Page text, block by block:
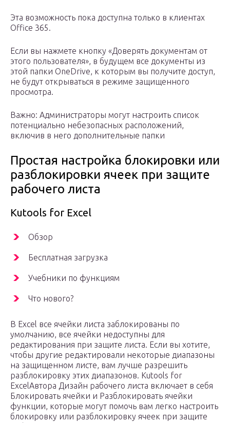
Эта возможность пока доступна только в клиентах
Office 365.
Если вы нажмете кнопку «Доверять документам от
этого пользователя», в будущем все документы из
этой папки OneDrive, к которым вы получите доступ,
не будут открываться в режиме защищенного
просмотра.
Важно: Администраторы могут настроить список
потенциально небезопасных расположений,
включив в него дополнительные папки
Простая настройка блокировки или
разблокировки ячеек при защите
рабочего листа
Kutools for Excel
Обзор
Бесплатная загрузка
Учебники по функциям
Что нового?
В Excel все ячейки листа заблокированы по
умолчанию, все ячейки недоступны для
редактирования при защите листа. Если вы хотите,
чтобы другие редактировали некоторые диапазоны
на защищенном листе, вам лучше разрешить
разблокировку этих диапазонов. Kutools for
ExcelАвтора Дизайн рабочего листа включает в себя
Блокировать ячейки и Разблокировать ячейки
функции, которые могут помочь вам легко настроить
блокировку или разблокировку ячеек при защите